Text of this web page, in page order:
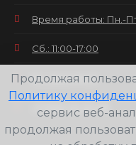
Время работы: Пн.-
Сб.: 11:00-17:00
Вс.: выходной
+7(8152) 25-30-58
Продолжая
Политику
сервис веб-
продолжая